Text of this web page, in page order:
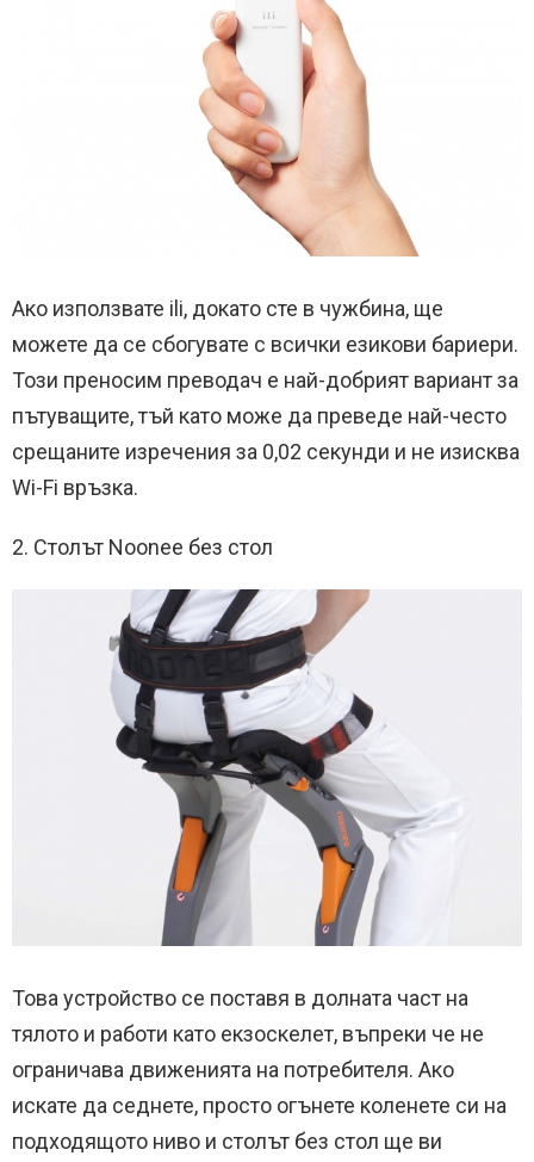
Ако използвате ili, докато сте в чужбина, ще
можете да се сбогувате с всички езикови бариери.
Този преносим преводач е най-добрият вариант за
пътуващите, тъй като може да преведе най-често
срещаните изречения за 0,02 секунди и не изисква
Wi-Fi връзка.
2. Столът Noonee без стол
Това устройство се поставя в долната част на
тялото и работи като екзоскелет, въпреки че не
ограничава движенията на потребителя. Ако
искате да седнете, просто огънете коленете си на
подходящото ниво и столът без стол ще ви